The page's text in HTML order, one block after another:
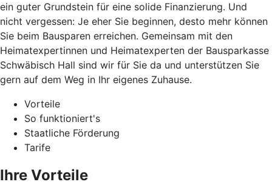
ein guter Grundstein für eine solide Finanzierung. Und
nicht vergessen: Je eher Sie beginnen, desto mehr können
Sie beim Bausparen erreichen. Gemeinsam mit den
Heimatexpertinnen und Heimatexperten der Bausparkasse
Schwäbisch Hall sind wir für Sie da und unterstützen Sie
gern auf dem Weg in Ihr eigenes Zuhause.
Vorteile
So funktioniert's
Staatliche Förderung
Tarife
Ihre Vorteile